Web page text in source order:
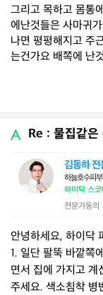
그리고 목하고 몸통
에난것들은 사마귀
나면 평평해지고 주
는건가요 배쪽에 난
Re : 물집같은
김동하 전
하늘호수피
하이닥 스
전문가동의
안녕하세요, 하이닥
1. 일단 팔뚝 바깥쪽
면서 집에 가지고 계
주세요. 색소침착 병